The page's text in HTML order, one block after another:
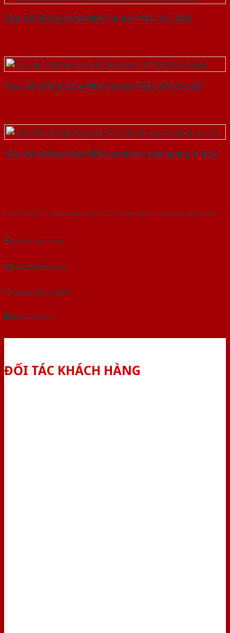
Cửa Gỗ Chống Cháy MDF Veneer P1G1 Sồi-SGD
Cửa Gỗ Chống Cháy MDF Veneer P1R2 ASH-a-SGD
Cửa Gỗ Chống Cháy MDF Laminate van ngang-a-SGD
Với kinh nghiệm nhiêu năm nghiên cứu cửa theo tiêu chuẩn công nghệ Châu
Gửi yêu cầu tư vấn
Tải báo giá tổng hợp
Yêu cầu gọi lại (3 phút)
Dành cho đại lý
ĐỐI TÁC KHÁCH HÀNG